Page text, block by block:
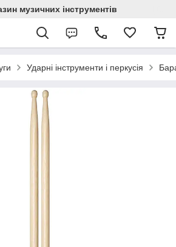
музичних інструментів
Ударні інструменти і перкусія